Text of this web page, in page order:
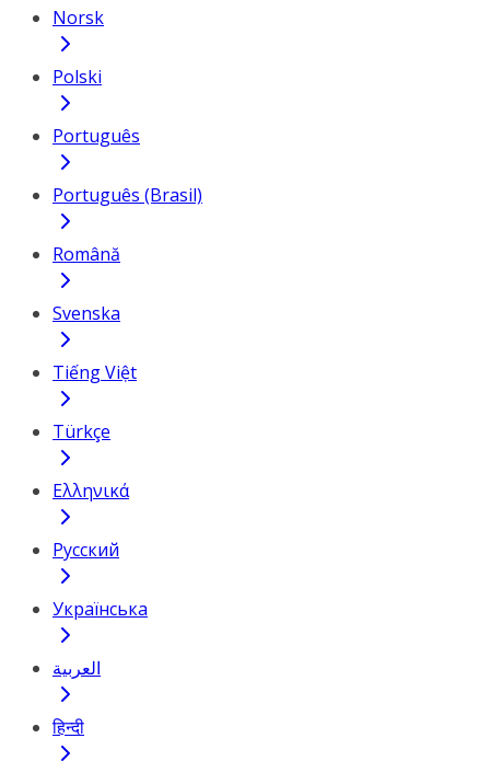
Norsk
Polski
Português
Português (Brasil)
Română
Svenska
Tiếng Việt
Türkçe
Ελληνικά
Русский
Українська
العربية
हिन्दी